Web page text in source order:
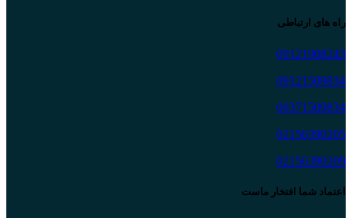
راه های ارتباطی
09121908243
09121509834
09371509834
02156390205
02156390209
اعتماد شما افتخار ماست